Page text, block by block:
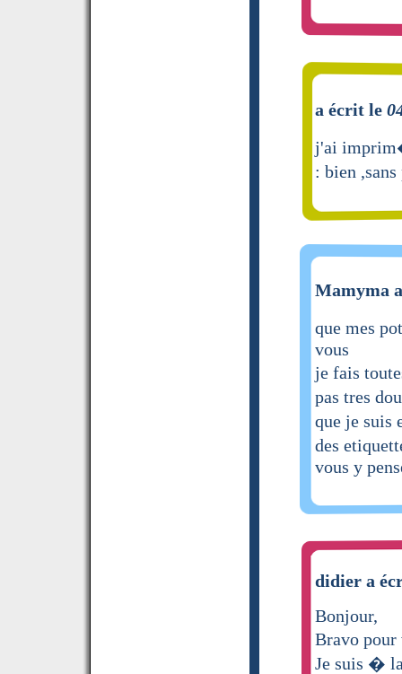
a écrit le
j'ai
: bien
Mamyma
que mes
vous
je fais
pas tres
que je suis
des
vous y
didier a
Bonjour,
Bravo
Je suis �